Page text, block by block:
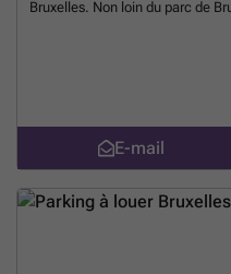
Bruxelles. Non loin du parc de
dans le quartier et que vous
pas à le réserver en ligne. Vous
parking sur le lien suivant :
_listing&utm_content=be
E-mail